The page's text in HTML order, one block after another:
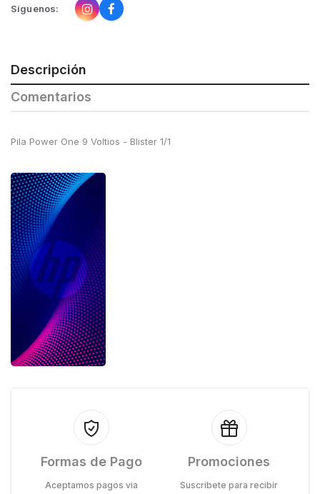
Síguenos:
Descripción
Comentarios
Pila Power One 9 Voltios - Blister 1/1
Formas de Pago
Aceptamos pagos via
Promociones
Suscribete para recibir